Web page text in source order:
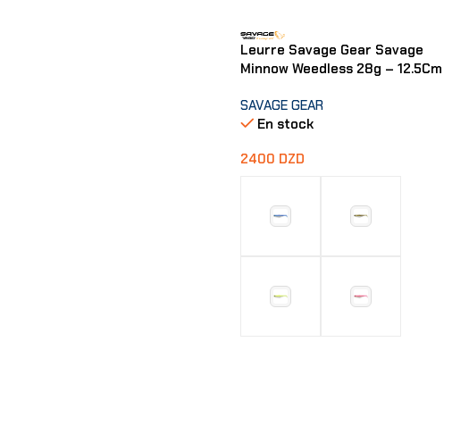
Leurre Savage Gear Savage
Minnow Weedless 28g – 12.5Cm
SAVAGE GEAR
En stock
2400 DZD